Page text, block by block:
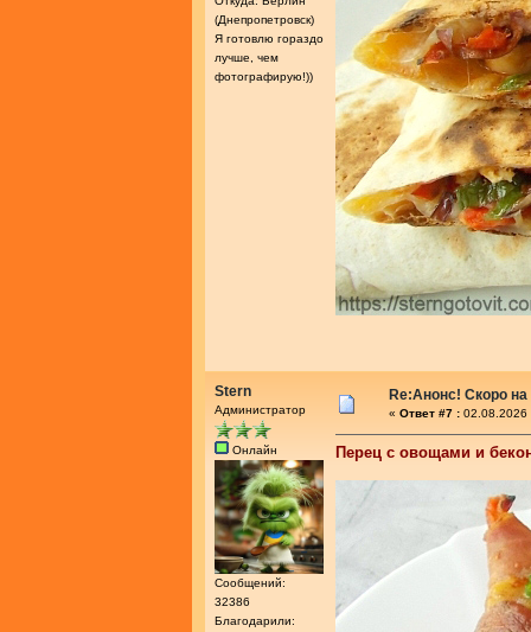
(Днепропетровск)
Я готовлю гораздо
лучше, чем
фотографирую!))
Stern
Администратор
Онлайн
Сообщений:
32386
Благодарили:
Re:Анонс! Скоро
« Ответ #7 : 02.08.2026
Перец с овощами и